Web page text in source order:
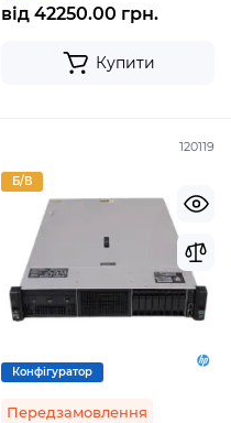
від 42250.00 грн.
Купити
120119
Б/В
Конфігуратор
Передзамовлення